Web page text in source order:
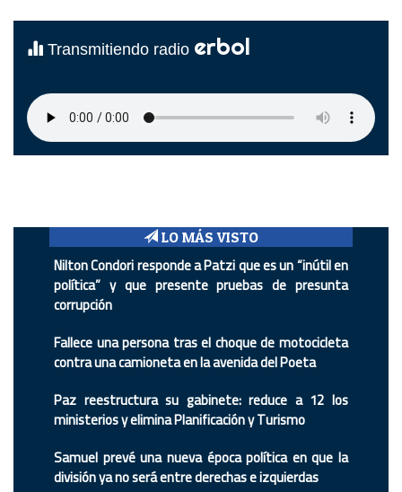
Transmitiendo radio erbol
LO MÁS VISTO
Nilton Condori responde a Patzi que es un “inútil en
política” y que presente pruebas de presunta
corrupción
Fallece una persona tras el choque de motocicleta
contra una camioneta en la avenida del Poeta
Paz reestructura su gabinete: reduce a 12 los
ministerios y elimina Planificación y Turismo
Samuel prevé una nueva época política en que la
división ya no será entre derechas e izquierdas